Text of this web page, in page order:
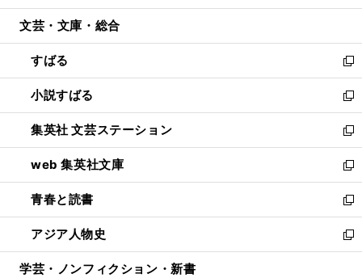
開
ウ
開
く
ン
ウ
で
開
く
ウ
ン
ド
ウ
で
開
く
文芸・文庫・総合
すばる
新
し
い
ウ
ィ
ン
ド
ウ
で
開
く
小説すばる
新
し
い
ウ
ィ
ン
ド
ウ
で
開
集英社 文芸ステーション
新
し
い
ウ
ィ
ン
ド
ウ
web 集英社文庫
新
し
い
ウ
ィ
ン
青春と読書
新
し
い
ウ
アジア人物史
新
し
学芸・ノンフィクション・新書